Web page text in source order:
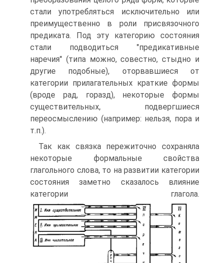
стали употребляться исключительно или
преимущественно в роли присвязочного
предиката. Под эту категорию состояния
стали подводиться "предикативные
наречия" (типа можно, совестно, стыдно и
другие подобные), оторвавшиеся от
категории прилагательных краткие формы
(вроде рад, горазд), некоторые формы
существительных, подвергшиеся
переосмыслению (например: нельзя, пора и
т.п.).
Так как связка пережиточно сохраняла
некоторые формальные свойства
глагольного слова, то на развитии категории
состояния заметно сказалось влияние
категории глагола.